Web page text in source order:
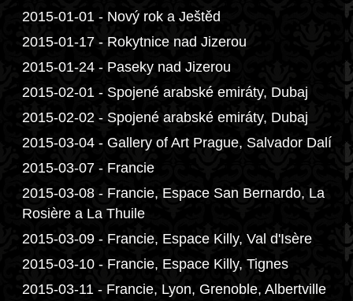
2015-01-01 - Nový rok a Ještěd
2015-01-17 - Rokytnice nad Jizerou
2015-01-24 - Paseky nad Jizerou
2015-02-01 - Spojené arabské emiráty, Dubaj
2015-02-02 - Spojené arabské emiráty, Dubaj
2015-03-04 - Gallery of Art Prague, Salvador Dalí
2015-03-07 - Francie
2015-03-08 - Francie, Espace San Bernardo, La
Rosière a La Thuile
2015-03-09 - Francie, Espace Killy, Val d'Isère
2015-03-10 - Francie, Espace Killy, Tignes
2015-03-11 - Francie, Lyon, Grenoble, Albertville